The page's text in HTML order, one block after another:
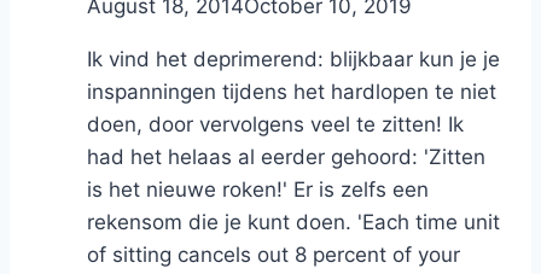
ByNicole
August 18, 2014October 10, 2019
Ik vind het deprimerend: blijkbaar kun je je
inspanningen tijdens het hardlopen te niet
doen, door vervolgens veel te zitten! Ik
had het helaas al eerder gehoord: 'Zitten
is het nieuwe roken!' Er is zelfs een
rekensom die je kunt doen. 'Each time unit
of sitting cancels out 8 percent of your